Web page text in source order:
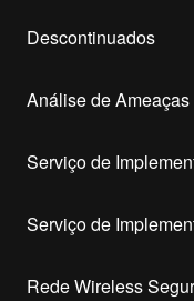
Descontinuados
Análise de
Serviço de
Serviço de
Rede Wireless